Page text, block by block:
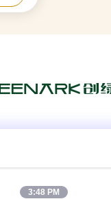
3:48 PM